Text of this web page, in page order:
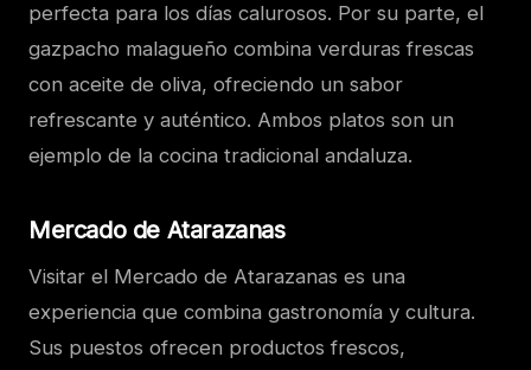
perfecta para los días calurosos. Por su parte, el
gazpacho malagueño combina verduras frescas
con aceite de oliva, ofreciendo un sabor
refrescante y auténtico. Ambos platos son un
ejemplo de la cocina tradicional andaluza.
Mercado de Atarazanas
Visitar el Mercado de Atarazanas es una
experiencia que combina gastronomía y cultura.
Sus puestos ofrecen productos frescos,